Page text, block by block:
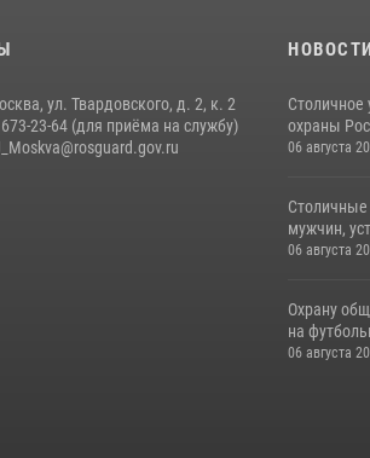
ул. Твардовского, д. 2, к. 2
23-64 (для приёма на службу)
Столичное
охраны
06 августа
мужчин,
06 августа
Охрану
на
06 августа